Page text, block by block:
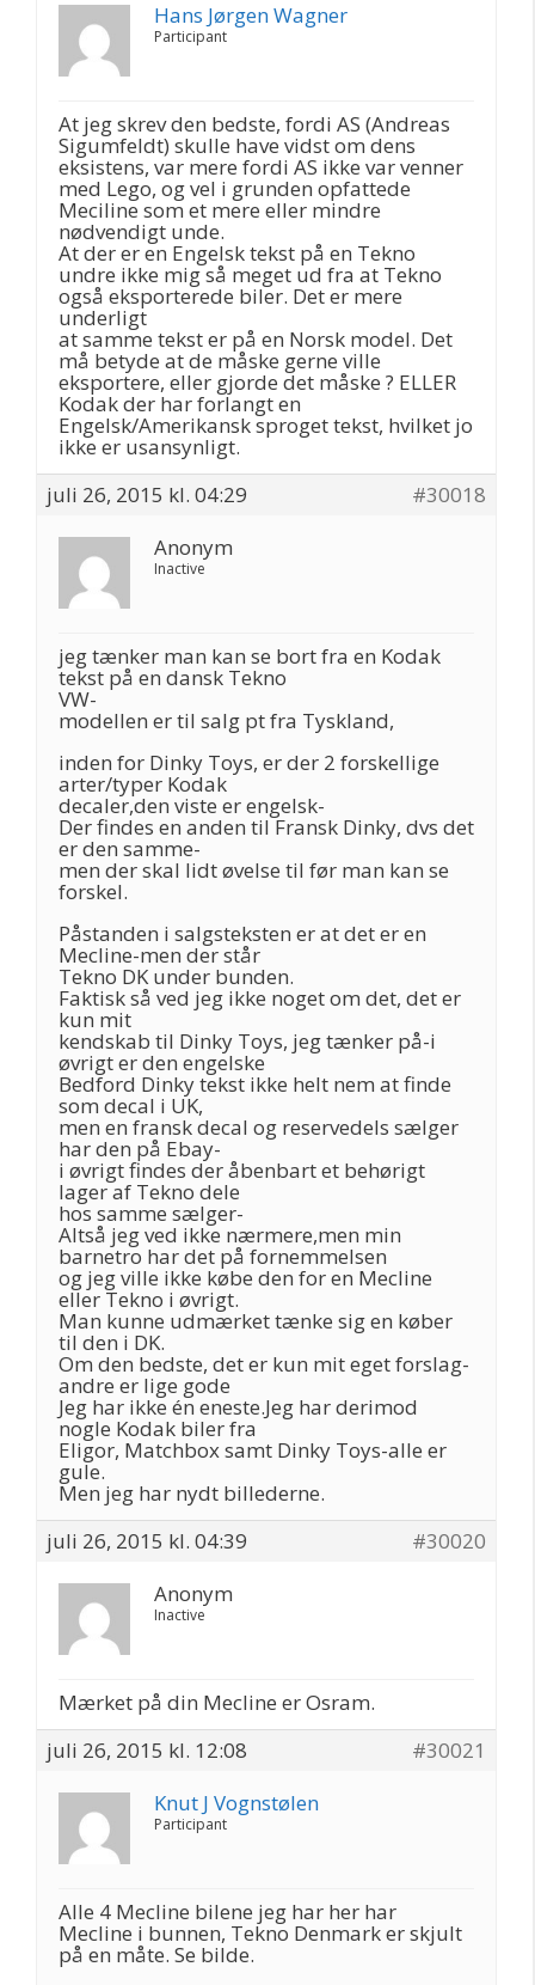
Hans Jørgen Wagner
Participant
At jeg skrev den bedste, fordi AS (Andreas
Sigumfeldt) skulle have vidst om dens
eksistens, var mere fordi AS ikke var venner
med Lego, og vel i grunden opfattede
Meciline som et mere eller mindre
nødvendigt unde.
At der er en Engelsk tekst på en Tekno
undre ikke mig så meget ud fra at Tekno
også eksporterede biler. Det er mere
underligt
at samme tekst er på en Norsk model. Det
må betyde at de måske gerne ville
eksportere, eller gjorde det måske ? ELLER
Kodak der har forlangt en
Engelsk/Amerikansk sproget tekst, hvilket jo
ikke er usansynligt.
juli 26, 2015 kl. 04:29
#30018
Anonym
Inactive
jeg tænker man kan se bort fra en Kodak
tekst på en dansk Tekno
VW-
modellen er til salg pt fra Tyskland,
inden for Dinky Toys, er der 2 forskellige
arter/typer Kodak
decaler,den viste er engelsk-
Der findes en anden til Fransk Dinky, dvs det
er den samme-
men der skal lidt øvelse til før man kan se
forskel.
Påstanden i salgsteksten er at det er en
Mecline-men der står
Tekno DK under bunden.
Faktisk så ved jeg ikke noget om det, det er
kun mit
kendskab til Dinky Toys, jeg tænker på-i
øvrigt er den engelske
Bedford Dinky tekst ikke helt nem at finde
som decal i UK,
men en fransk decal og reservedels sælger
har den på Ebay-
i øvrigt findes der åbenbart et behørigt
lager af Tekno dele
hos samme sælger-
Altså jeg ved ikke nærmere,men min
barnetro har det på fornemmelsen
og jeg ville ikke købe den for en Mecline
eller Tekno i øvrigt.
Man kunne udmærket tænke sig en køber
til den i DK.
Om den bedste, det er kun mit eget forslag-
andre er lige gode
Jeg har ikke én eneste.Jeg har derimod
nogle Kodak biler fra
Eligor, Matchbox samt Dinky Toys-alle er
gule.
Men jeg har nydt billederne.
juli 26, 2015 kl. 04:39
#30020
Anonym
Inactive
Mærket på din Mecline er Osram.
juli 26, 2015 kl. 12:08
#30021
Knut J Vognstølen
Participant
Alle 4 Mecline bilene jeg har her har
Mecline i bunnen, Tekno Denmark er skjult
på en måte. Se bilde.